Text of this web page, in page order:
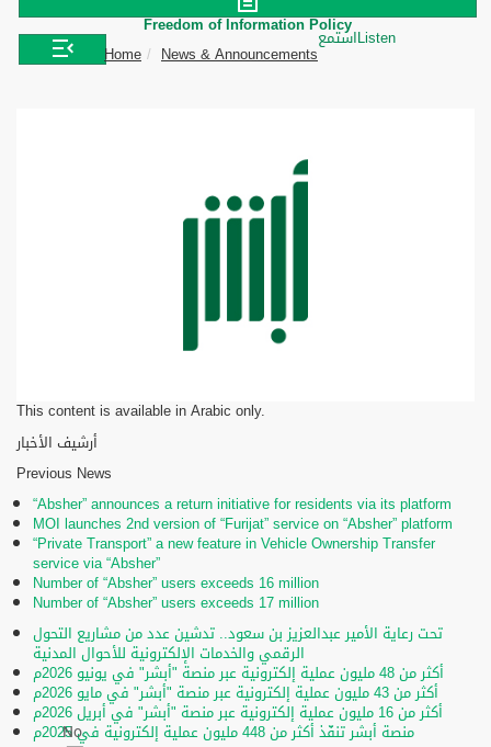
Freedom of Information Policy
Home
News & Announcements
استمعListen
This content is available in Arabic only.
أرشيف الأخبار
Previous News
“Absher” announces a return initiative for residents via its platform
MOI launches 2nd version of “Furijat” service on “Absher” platform
“Private Transport” a new feature in Vehicle Ownership Transfer
service via “Absher”
Number of “Absher” users exceeds 16 million
Number of “Absher” users exceeds 17 million
تحت رعاية الأمير عبدالعزيز بن سعود.. تدشين عدد من مشاريع التحول
الرقمي والخدمات الإلكترونية للأحوال المدنية
أكثر من 48 مليون عملية إلكترونية عبر منصة "أبشر" في يونيو 2026م
أكثر من 43 مليون عملية إلكترونية عبر منصة "أبشر" في مايو 2026م
أكثر من 16 مليون عملية إلكترونية عبر منصة "أبشر" في أبريل 2026م
منصة أبشر تنفّذ أكثر من 448 مليون عملية إلكترونية في 2025م